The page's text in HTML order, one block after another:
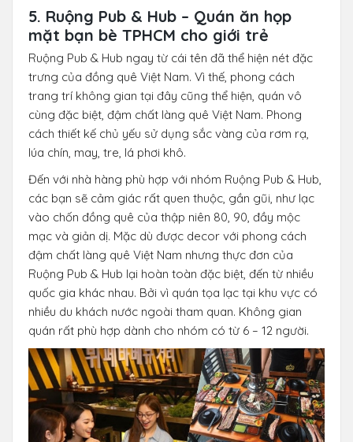
5. Ruộng Pub & Hub – Quán ăn họp
mặt bạn bè TPHCM cho giới trẻ
Ruộng Pub & Hub ngay từ cái tên đã thể hiện nét đặc
trưng của đồng quê Việt Nam. Vì thế, phong cách
trang trí không gian tại đây cũng thể hiện, quán vô
cùng đặc biệt, đậm chất làng quê Việt Nam. Phong
cách thiết kế chủ yếu sử dụng sắc vàng của rơm rạ,
lúa chín, may, tre, lá phơi khô.
Đến với nhà hàng phù hợp với nhóm Ruộng Pub & Hub,
các bạn sẽ cảm giác rất quen thuộc, gần gũi, như lạc
vào chốn đồng quê của thập niên 80, 90, đầy mộc
mạc và giản dị. Mặc dù được decor với phong cách
đậm chất làng quê Việt Nam nhưng thực đơn của
Ruộng Pub & Hub lại hoàn toàn đặc biệt, đến từ nhiều
quốc gia khác nhau. Bởi vì quán tọa lạc tại khu vực có
nhiều du khách nước ngoài tham quan. Không gian
quán rất phù hợp dành cho nhóm có từ 6 – 12 người.